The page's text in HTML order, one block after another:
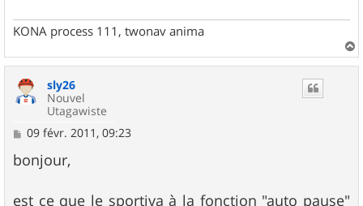
KONA process 111, twonav anima
a
sly26
Nouvel
Utagawiste
M
s
s
g
09 févr. 2011, 09:23
bonjour,
est ce que le sportiva à la fonction "auto pause"